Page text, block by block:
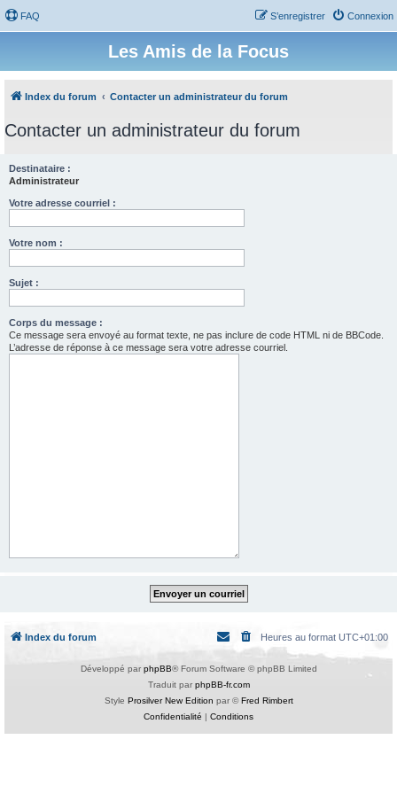
FAQ Connexion
S’enregistrer
Les Amis de la Focus
Index du forum Contacter un administrateur du forum
Contacter un administrateur du forum
Destinataire :
Administrateur
Votre adresse courriel :
Votre nom :
Sujet :
Corps du message :
Ce message sera envoyé au format texte, ne pas inclure de code HTML ni de BBCode.
L’adresse de réponse à ce message sera votre adresse courriel.
Index du forum Heures au format UTC+01:00
Développé par phpBB® Forum Software © phpBB Limited
Traduit par phpBB-fr.com
Style Prosilver New Edition par ©Fred Rimbert
Confidentialité | Conditions